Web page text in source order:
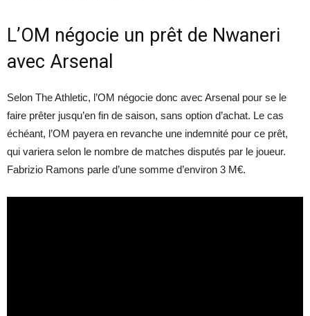
L’OM négocie un prêt de Nwaneri
avec Arsenal
Selon The Athletic, l’OM négocie donc avec Arsenal pour se le
faire prêter jusqu’en fin de saison, sans option d’achat. Le cas
échéant, l’OM payera en revanche une indemnité pour ce prêt,
qui variera selon le nombre de matches disputés par le joueur.
Fabrizio Ramons parle d’une somme d’environ 3 M€.